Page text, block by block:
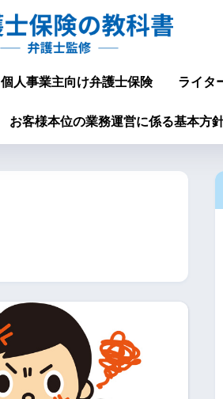
個人事業主向け弁護士保険 ライタ
お客様本位の業務運営に係る基本方